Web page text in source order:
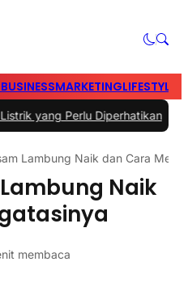
BUSINESSMARKETINGLIFESTYLE
Diperhatikan|#3 -Panduan
Lambung Naik dan Cara
Naik
membaca